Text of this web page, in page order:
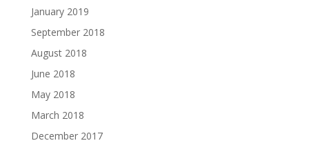
January 2019
September 2018
August 2018
June 2018
May 2018
March 2018
December 2017